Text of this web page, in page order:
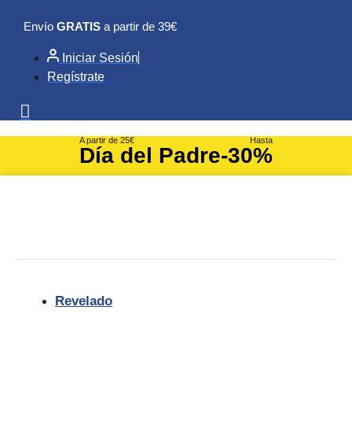
contenido
Envío GRATIS a partir de 39€
Iniciar Sesión
Regístrate
A partir de 25€
Día del Padre
Hasta
-30%
Revelado